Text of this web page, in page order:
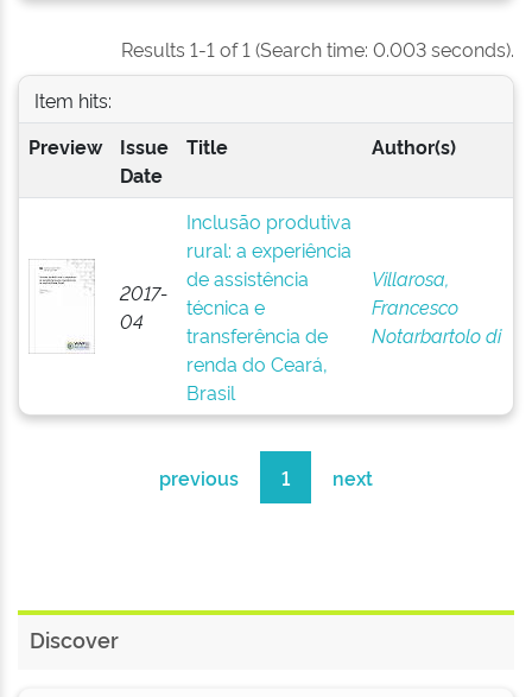
Results 1-1 of 1 (Search time: 0.003 seconds).
Item hits:
Preview
Issue
Date
Title Author(s)
2017-
04
Inclusão produtiva
rural: a experiência
de assistência
técnica e
transferência de
renda do Ceará,
Brasil
Villarosa,
Francesco
Notarbartolo di
previous 1 next
Discover